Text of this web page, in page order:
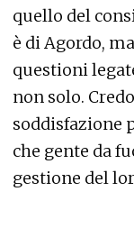
quello del
è di Agordo,
questioni
non solo.
soddisfazione
che gente da
gestione del